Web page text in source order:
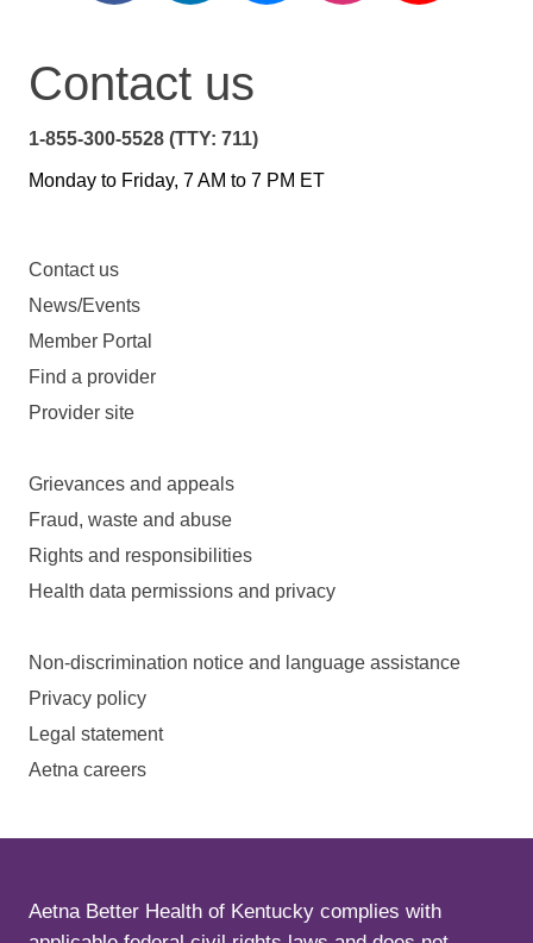
Contact us
1-855-300-5528 (TTY: 711)
Monday to Friday, 7 AM to 7 PM ET
Contact us
News/Events
Member Portal
Find a provider
Provider site
Grievances and appeals
Fraud, waste and abuse
Rights and responsibilities
Health data permissions and privacy
Non-discrimination notice and language assistance
Privacy policy
Legal statement
Aetna careers
Aetna Better Health of Kentucky complies with